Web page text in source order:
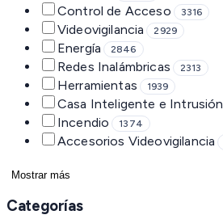
Control de Acceso 3316
Videovigilancia 2929
Energía 2846
Redes Inalámbricas 2313
Herramientas 1939
Casa Inteligente e Intrusión
Incendio 1374
Accesorios Videovigilancia
Mostrar más
Categorías